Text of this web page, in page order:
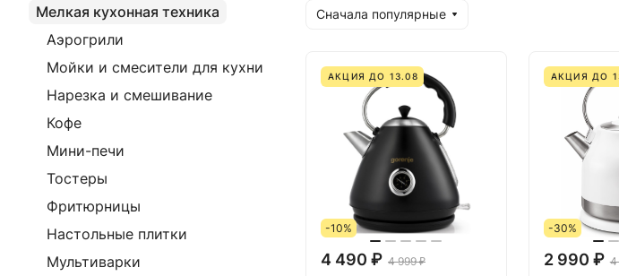
Сначала популярные
АКЦИЯ ДО 13.08
-10%
4 490 ₽ 4 999 ₽
АКЦИЯ ДО
-30%
2 990 ₽ 4
Мелкая кухонная техника
Аэрогрили
Мойки и смесители для кухни
Нарезка и смешивание
Кофе
Мини-печи
Тостеры
Фритюрницы
Настольные плитки
Мультиварки